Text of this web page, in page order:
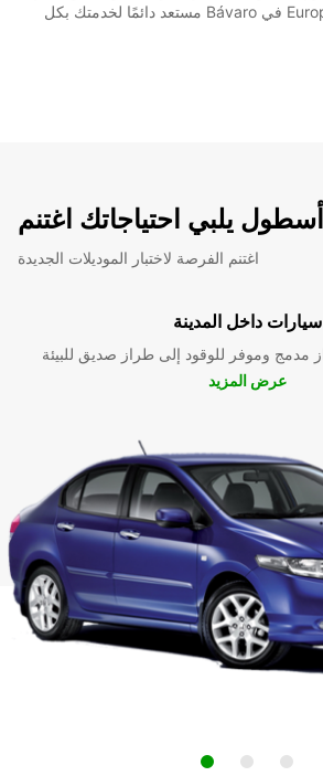
المسبق. فريقنا في Europcar في Bávaro مستعد دائمًا لخدمتك بكل
أسطول يلبي احتياجاتك اغتنم
اغتنم الفرصة لاختبار الموديلات الجديدة
سيارات داخل المدينة
مدمج وموفر للوقود إلى طراز صديق للبيئة
عرض المزيد